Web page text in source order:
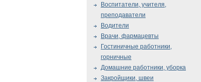
Воспитатели, учителя,
преподаватели
Водители
Врачи, фармацевты
Гостиничные работники,
горничные
Домашние работники, уборка
Закройщики, швеи